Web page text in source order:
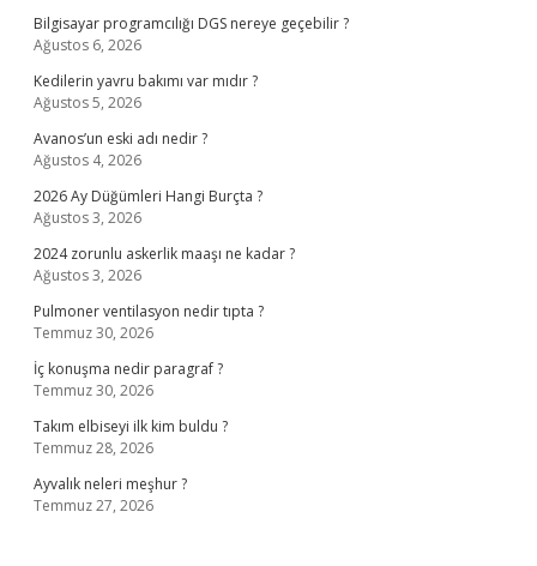
Bilgisayar programcılığı DGS nereye geçebilir ?
Ağustos 6, 2026
Kedilerin yavru bakımı var mıdır ?
Ağustos 5, 2026
Avanos’un eski adı nedir ?
Ağustos 4, 2026
2026 Ay Düğümleri Hangi Burçta ?
Ağustos 3, 2026
2024 zorunlu askerlik maaşı ne kadar ?
Ağustos 3, 2026
Pulmoner ventilasyon nedir tıpta ?
Temmuz 30, 2026
İç konuşma nedir paragraf ?
Temmuz 30, 2026
Takım elbiseyi ilk kim buldu ?
Temmuz 28, 2026
Ayvalık neleri meşhur ?
Temmuz 27, 2026